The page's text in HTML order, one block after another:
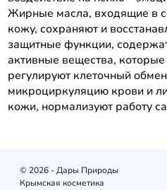
Жирные масла, входящие в
кожу, сохраняют и
защитные функции,
активные вещества,
регулируют клеточный
микроциркуляцию крови и
кожи, нормализуют работу
© 2026 - Дары Природы
Крымская косметика